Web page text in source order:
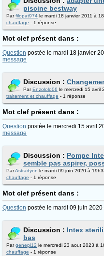
piscine bestway
Parfilopat974 le mardi 18 janvier 2011 à
chauffage - 1 réponse
Mot clef présent dans :
Question postée le mardi 18 janvier
message
Discussion :
ParEnzololo06 le mercredi 15 avril
traitement et chauffage - 1 réponse
Mot clef présent dans :
Question postée le mercredi 15 avril
message
Discussion : Pompe
semble pas aspirer,
ParAstradyon le mardi 09 juin 2020 à
chauffage - 1 réponse
Mot clef présent dans :
Question postée le mardi 09 juin
Discussion : Intex
bas
Pargenepi12 le mercredi 23 aout 2023 à
chauffage - 1 réponse